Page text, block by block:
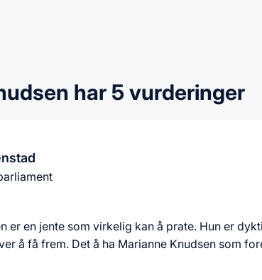
har 5 vurderinger
er en jente som virkelig kan å prate. Hun er
å få frem. Det å ha Marianne Knudsen som